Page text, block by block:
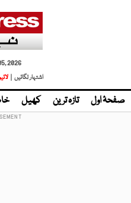
2026
اشتہار لگائیں |
صفحۂ اول تازہ ترین کھیل